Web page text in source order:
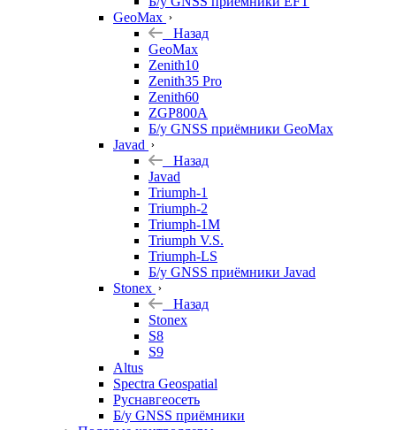
GeoMax
Назад
GeoMax
Zenith10
Zenith35 Pro
Zenith60
ZGP800A
Б/у GNSS приёмники GeoMax
Javad
Назад
Javad
Triumph-1
Triumph-2
Triumph-1M
Triumph V.S.
Triumph-LS
Б/у GNSS приёмники Javad
Stonex
Назад
Stonex
S8
S9
Altus
Spectra Geospatial
Руснавгеосеть
Б/у GNSS приёмники